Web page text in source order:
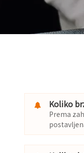
Koliko
Prema